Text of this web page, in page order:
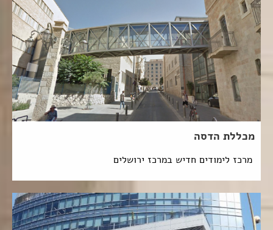
מכללת הדסה
מרכז לימודים חדיש במרכז ירושלים